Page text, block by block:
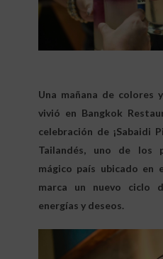
Una mañana de colores
vivió en Bangkok
celebración de ¡Sabaidi
Tailandés, uno de los
mágico país ubicado en
marca un nuevo ciclo
energías y deseos.